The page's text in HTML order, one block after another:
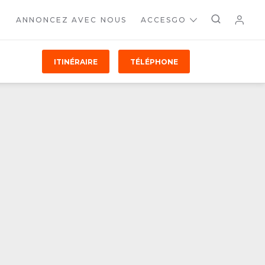
ANNONCEZ AVEC NOUS ACCESGO
ITINÉRAIRE TÉLÉPHONE